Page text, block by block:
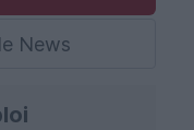
News